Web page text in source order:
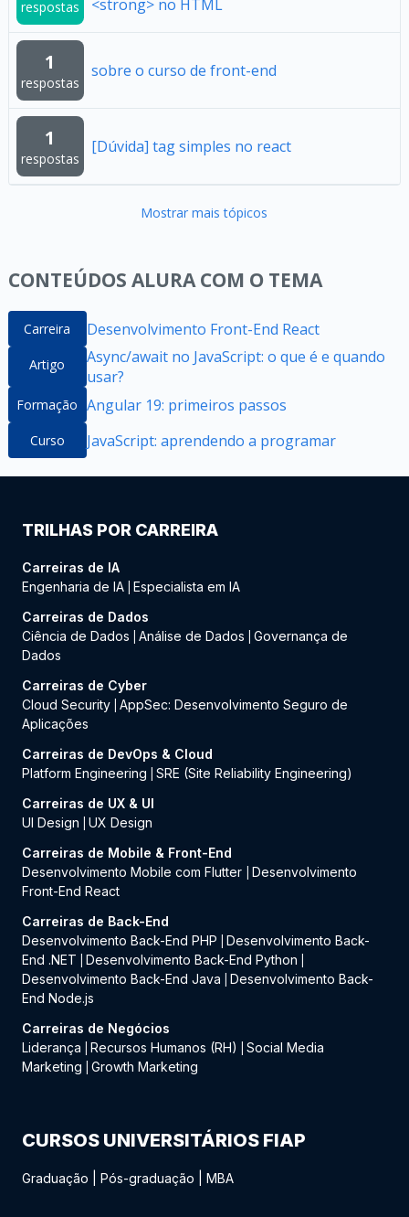
respostas
<strong> no HTML
1
respostas
sobre o curso de front-end
1
respostas
[Dúvida] tag simples no react
Mostrar mais tópicos
CONTEÚDOS ALURA COM O TEMA
Carreira Desenvolvimento Front-End React
Artigo
Async/await no JavaScript: o que é e quando
usar?
Formação Angular 19: primeiros passos
Curso JavaScript: aprendendo a programar
TRILHAS POR CARREIRA
Carreiras de IA
Engenharia de IA Especialista em IA
Carreiras de Dados
Ciência de Dados
Análise de Dados
Governança de
Dados
Carreiras de Cyber
Cloud Security AppSec: Desenvolvimento Seguro de
Aplicações
Carreiras de DevOps & Cloud
Platform Engineering
SRE (Site Reliability Engineering)
Carreiras de UX & UI
UI Design
UX Design
Carreiras de Mobile & Front-End
Desenvolvimento Mobile com Flutter
Desenvolvimento
Front-End React
Carreiras de Back-End
Desenvolvimento Back-End PHP
Desenvolvimento Back-
End .NET
Desenvolvimento Back-End Python
Desenvolvimento Back-End Java
Desenvolvimento Back-
End Node.js
Carreiras de Negócios
Liderança
Recursos Humanos (RH)
Social Media
Marketing
Growth Marketing
CURSOS UNIVERSITÁRIOS FIAP
Graduação Pós-graduação MBA